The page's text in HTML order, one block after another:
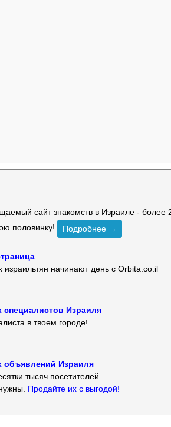
сайт знакомств в Израиле - более
половинку!
Подробнее →
израильтян начинают день с Orbita.co.il
Израиля
в твоем городе!
объявлений Израиля
тысяч посетителей.
Продайте их с выгодой!